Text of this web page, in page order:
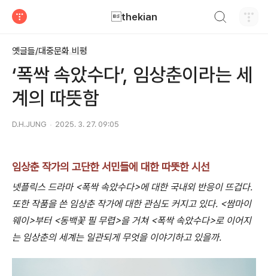
thekian
옛글들/대중문화 비평
‘폭싹 속았수다’, 임상춘이라는 세
계의 따뜻함
D.H.JUNG 2025. 3. 27. 09:05
임상춘 작가의 고단한 서민들에 대한 따뜻한 시선
넷플릭스 드라마 <폭싹 속았수다>에 대한 국내외 반응이 뜨겁다.
또한 작품을 쓴 임상춘 작가에 대한 관심도 커지고 있다. <쌈마이
웨이>부터 <동백꽃 필 무렵>을 거쳐 <폭싹 속았수다>로 이어지
는 임상춘의 세계는 일관되게 무엇을 이야기하고 있을까.